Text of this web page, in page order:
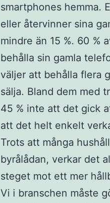
smartphones hemma.
eller återvinner sina
mindre än 15 %. 60 %
behålla sin gamla
väljer att behålla flera
sälja. Bland dem med
45 % inte att det gick
att det helt enkelt
Trots att många
byrålådan, verkar det
steget mot ett mer
Vi i branschen måste